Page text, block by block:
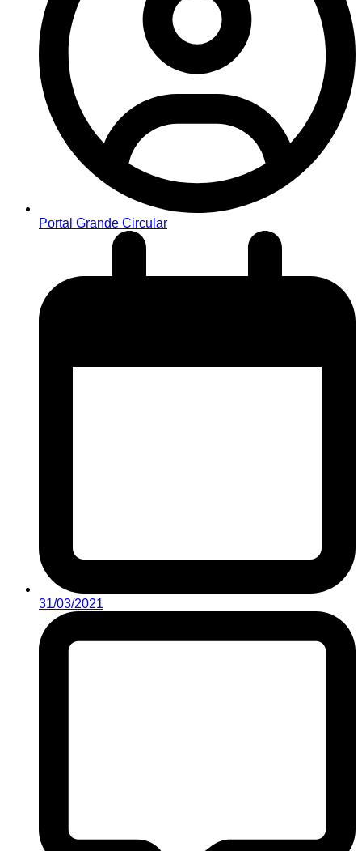
Portal Grande Circular
31/03/2021